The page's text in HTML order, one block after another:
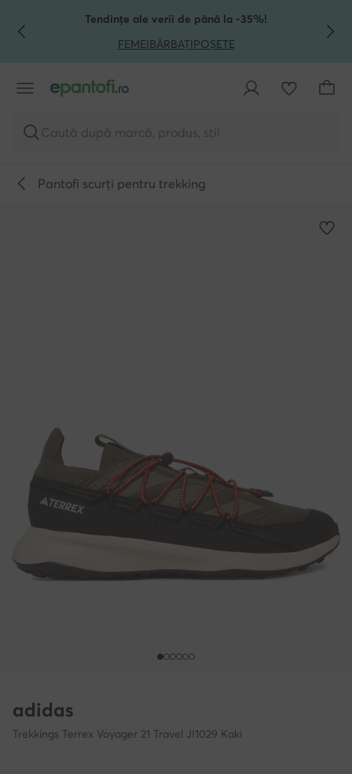
TRECI LA CONȚINUTUL PRINCIPAL
MERGI LA CĂUTARETendințe ale verii de până la -35%!
FEMEIBĂRBAȚIPOȘETE
Caută după marcă, produs, stil
Pantofi scurți pentru trekking
adidas
Trekkings Terrex Voyager 21 Travel JI1029 Kaki